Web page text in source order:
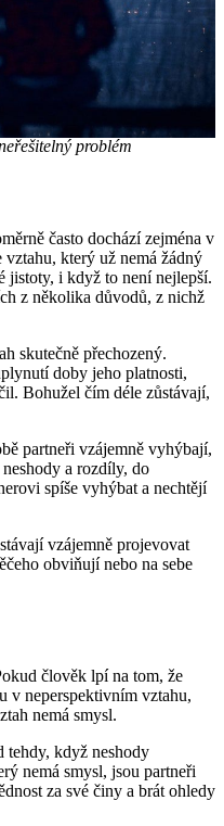
problém
často dochází zejména v
vztahu, který už nemá žádný
jistoty, i když to není nejlepší.
z několika důvodů, z nichž
skutečně přechozený.
doby jeho platnosti,
Bohužel čím déle zůstávají,
partneři vzájemně vyhýbají,
a rozdíly, do
spíše vyhýbat a nechtějí
vzájemně projevovat
obviňují nebo na sebe
člověk lpí na tom, že
v neperspektivním vztahu,
nemá smysl.
tehdy, když neshody
nemá smysl, jsou partneři
za své činy a brát ohledy